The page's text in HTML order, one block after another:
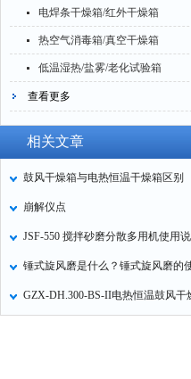
电焊条干燥箱/红外干燥箱
热空气消毒箱/真空干燥箱
低温湿热/盐雾/老化试验箱
查看更多
相关文章
鼓风干燥箱与电热恒温干燥箱区别
崩解仪点